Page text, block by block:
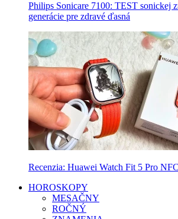
Philips Sonicare 7100: TEST sonickej
generácie pre zdravé ďasná
Recenzia: Huawei Watch Fit 5 Pro
HOROSKOPY
MESAČNY
ROČNÝ